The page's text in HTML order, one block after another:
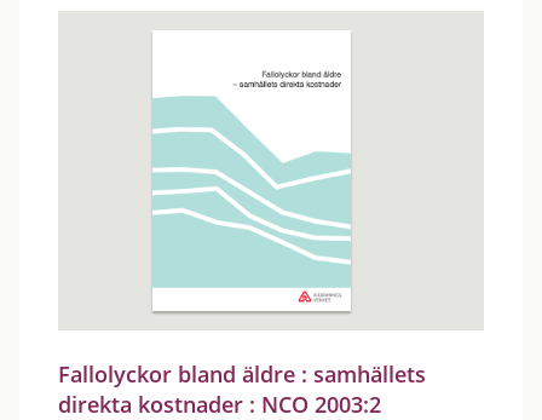
Fallolyckor bland äldre : samhällets
direkta kostnader : NCO 2003:2